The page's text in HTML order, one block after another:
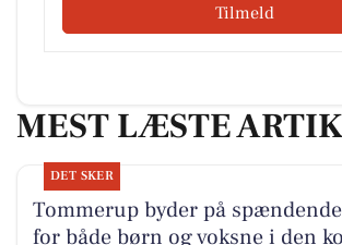
Tilmeld
MEST LÆSTE
DET SKER
Tommerup byder på
for både børn og voksne i den